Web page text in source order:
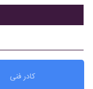
کادر فنی